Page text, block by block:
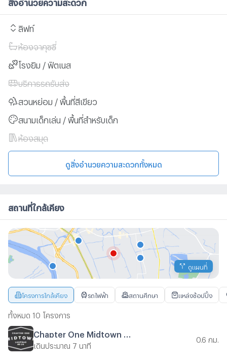
ลิฟท์
ห้องจากุซซี่
โรงยิม / ฟิตเนส
บริการรถรับส่ง
สวนหย่อม / พื้นที่สีเขียว
สนามเด็กเล่น / พื้นที่สำหรับเด็ก
ห้องสมุด
ดูสิ่งอำนวยความสะดวกทั้งหมด
สถานที่ใกล้เคียง
ดูแผนที่
โครงการใกล้เคียง รถไฟฟ้า สถานศึกษา แหล่งช้อปปิ้ง
ทั้งหมด 10 โครงการ
เดินประมาณ 7 นาที
0.6 กม.